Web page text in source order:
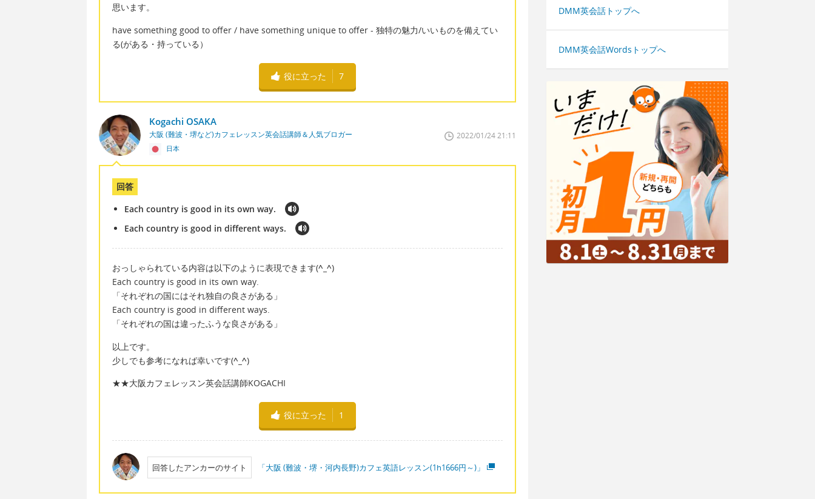
思います。
have something good to offer / have something unique to offer - 独特の魅力/いいものを備えてい
る(がある・持っている）
役に立った 7
Kogachi OSAKA
大阪 (難波・堺など)カフェレッスン英会話講師＆人気ブロガー
日本
2022/01/24 21:11
回答
Each country is good in its own way.
Each country is good in different ways.
おっしゃられている内容は以下のように表現できます(^_^)
Each country is good in its own way.
「それぞれの国にはそれ独自の良さがある」
Each country is good in different ways.
「それぞれの国は違ったふうな良さがある」
以上です。
少しでも参考になれば幸いです(^_^)
★★大阪カフェレッスン英会話講師KOGACHI
役に立った 1
回答したアンカーのサイト 「大阪 (難波・堺・河内長野)カフェ英語レッスン(1h1666円～)」
DMM英会話トップへ
DMM英会話Wordsトップへ